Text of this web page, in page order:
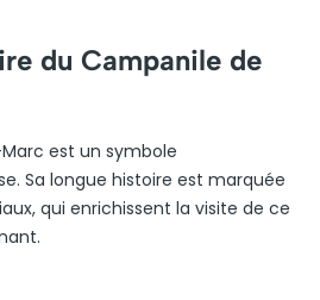
du Campanile de
est un symbole
Sa longue histoire est marquée
qui enrichissent la visite de ce